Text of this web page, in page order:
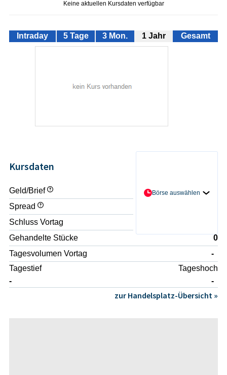
Keine aktuellen Kursdaten verfügbar
Intraday 5 Tage 3 Mon. 1 Jahr Gesamt
Kursdaten
Börse auswählen
Geld/Brief
- / -
Spread
Schluss Vortag
Gehandelte Stücke
0
Tagesvolumen Vortag
-
Tagestief
-
Tageshoch
-
zur Handelsplatz-Übersicht »